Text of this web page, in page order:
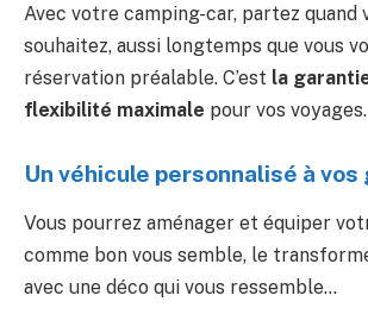
Avec votre camping-car, partez quand
souhaitez, aussi longtemps que vous
réservation préalable. C’est la
flexibilité maximale pour vos voyages.
Un véhicule personnalisé à vos
Vous pourrez aménager et équiper
comme bon vous semble, le
avec une déco qui vous ressemble…